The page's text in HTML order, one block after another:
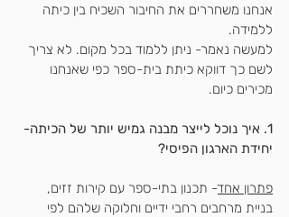
אנחנו משחררים את החיבור השכיח בין כיתה
ללמידה.
למעשה נאמר- ניתן ללמוד בכל מקום. לא צריך
לשם כך דווקא כיתת בית-ספר כפי שאנחנו
מכירים כיום.
1. איך נוכל לייצר מבנה גמיש יותר של הכיתה-
יחידת הארגון הפיסי?
פתרון אחד- תכנון בתי-ספר עם קירות זזים,
בניית מרחבים רחבי ידיים וחלוקה שלהם לפי